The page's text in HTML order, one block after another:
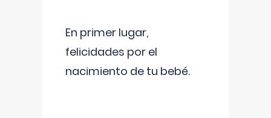
En primer lugar,
felicidades por el
nacimiento de tu bebé.